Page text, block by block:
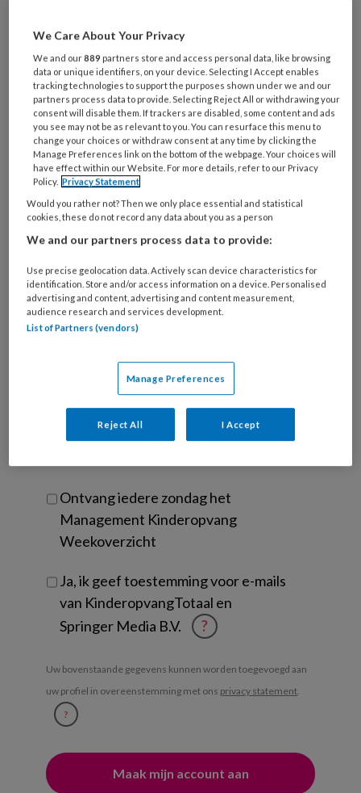
Wil je dit artikel lezen?
Maak gratis een account aan en lees 2
artikelen gratis per maand
Al een account of abonnement?Log dan in
Wat
is
je
mailadres?
* *
Kies
wachtwoord* *
Kies
je
Untitled
Ontvang 2x per week de
Ontvang iedere zondag het
Management Kinderopvang
Weekoverzicht
Ja, ik geef toestemming voor e-mails
van KinderopvangTotaal en
Springer Media B.V.
?
Uw bovenstaande gegevens kunnen worden toegevoegd aan
uw profiel in overeenstemming met ons privacy statement
?
We Care About Your Privacy
We and our889 partners store and access personal data, like browsing
data or unique identifiers, on your device. Selecting I Accept enables
tracking technologies to support the purposes shown under we and our
partners process data to provide. Selecting Reject All or withdrawing your
consent will disable them. If trackers are disabled, some content and ads
you see may not be as relevant to you. You can resurface this menu to
change your choices or withdraw consent at any time by clicking the
Manage Preferences link on the bottom of the webpage. Your choices will
have effect within our Website. For more details, refer to our Privacy
Policy. Privacy Statement
Would you rather not? Then we only place essential and statistical
cookies, these do not record any data about you as a person
We and our partners process data to provide:
Use precise geolocation data. Actively scan device characteristics for
identification. Store and/or access information on a device. Personalised
advertising and content, advertising and content measurement,
audience research and services development.
List of Partners (vendors)
Manage Preferences
Reject All I Accept